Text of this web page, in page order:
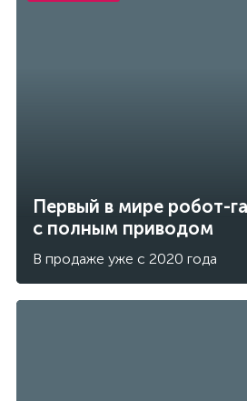
Первый в мире робот-
с полным приводом
В продаже уже с 2020 года